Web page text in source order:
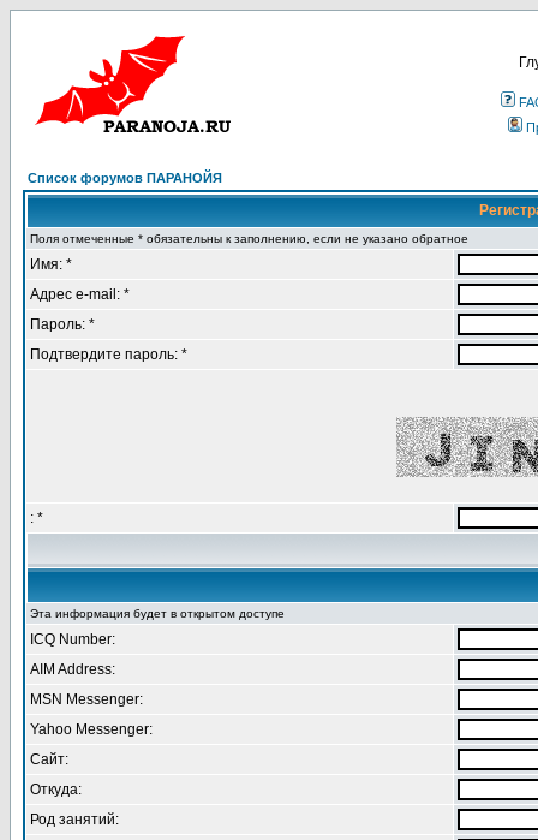
Список форумов ПАРАНОЙЯ
Поля отмеченные * обязательны к заполнению, если не указано обратное
Имя: *
Адрес e-mail: *
Пароль: *
Подтвердите пароль: *
: *
Эта информация будет в открытом доступе
ICQ Number:
AIM Address:
MSN Messenger:
Yahoo Messenger:
Сайт:
Откуда:
Род занятий: